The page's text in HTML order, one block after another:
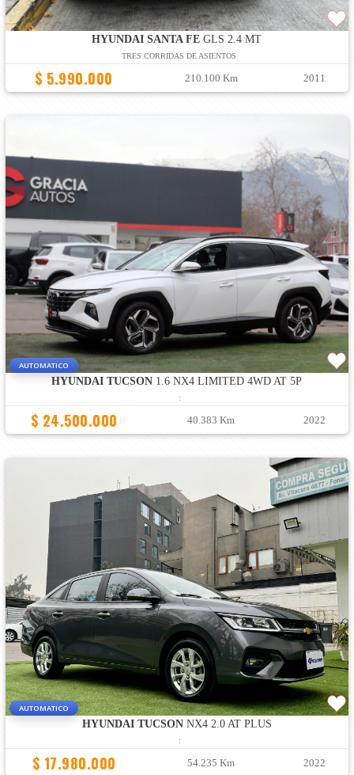
HYUNDAI SANTA FE GLS 2.4 MT
TRES CORRIDAS DE ASIENTOS
$ 5.990.000 210.100 Km 2011
AUTOMATICO
HYUNDAI TUCSON 1.6 NX4 LIMITED 4WD AT 5P
:
$ 24.500.000 40.383 Km 2022
AUTOMATICO
HYUNDAI TUCSONNX4 2.0 AT PLUS
:
$ 17.980.000 54.235 Km 2022